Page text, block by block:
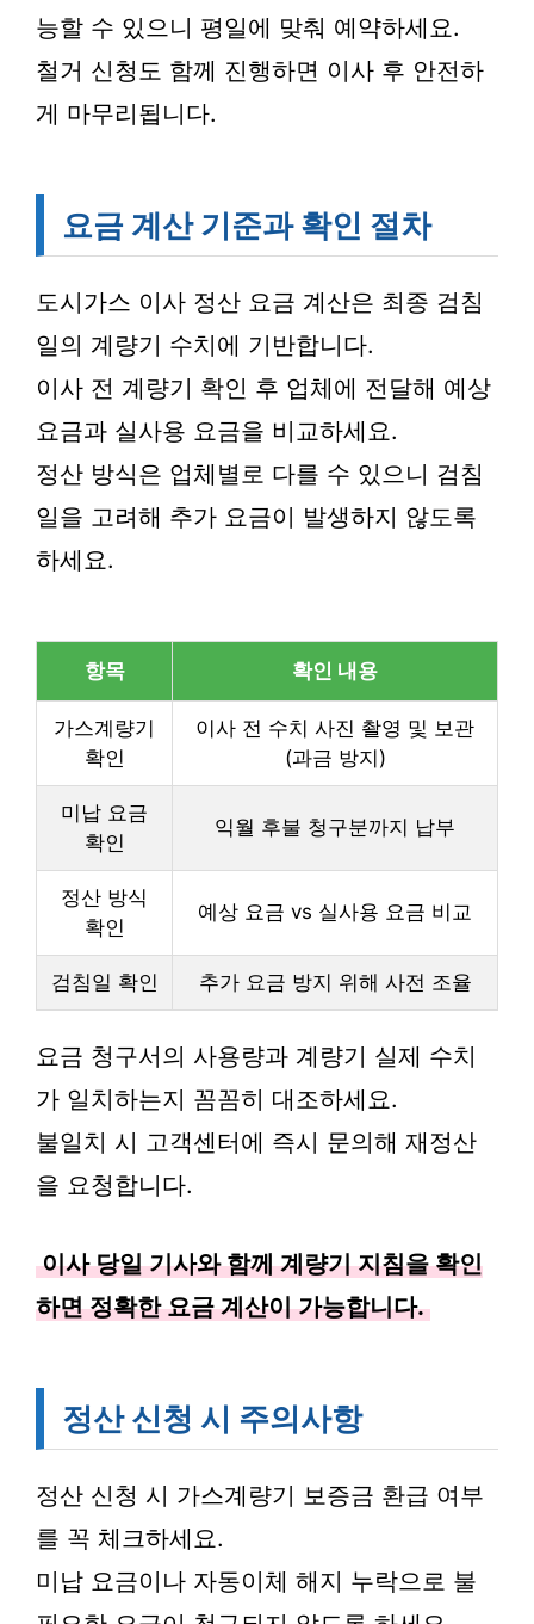
능할 수 있으니 평일에 맞춰 예약하세요.
철거 신청도 함께 진행하면 이사 후 안전하
게 마무리됩니다.
요금 계산 기준과 확인 절차
도시가스 이사 정산 요금 계산은 최종 검침
일의 계량기 수치에 기반합니다.
이사 전 계량기 확인 후 업체에 전달해 예상
요금과 실사용 요금을 비교하세요.
정산 방식은 업체별로 다를 수 있으니 검침
일을 고려해 추가 요금이 발생하지 않도록
하세요.
항목 확인 내용
가스계량기
확인
이사 전 수치 사진 촬영 및 보관
(과금 방지)
미납 요금
확인
익월 후불 청구분까지 납부
정산 방식
확인
예상 요금 vs 실사용 요금 비교
검침일 확인 추가 요금 방지 위해 사전 조율
요금 청구서의 사용량과 계량기 실제 수치
가 일치하는지 꼼꼼히 대조하세요.
불일치 시 고객센터에 즉시 문의해 재정산
을 요청합니다.
이사 당일 기사와 함께 계량기 지침을 확인
하면 정확한 요금 계산이 가능합니다.
정산 신청 시 주의사항
정산 신청 시 가스계량기 보증금 환급 여부
를 꼭 체크하세요.
미납 요금이나 자동이체 해지 누락으로 불